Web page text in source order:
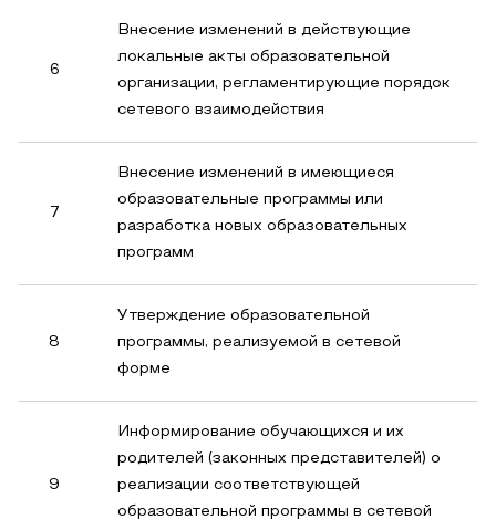
6
Внесение изменений в действующие
локальные акты образовательной
организации, регламентирующие порядок
сетевого взаимодействия
7
Внесение изменений в имеющиеся
образовательные программы или
разработка новых образовательных
программ
8
Утверждение образовательной
программы, реализуемой в сетевой
форме
9
Информирование обучающихся и их
родителей (законных представителей) о
реализации соответствующей
образовательной программы в сетевой